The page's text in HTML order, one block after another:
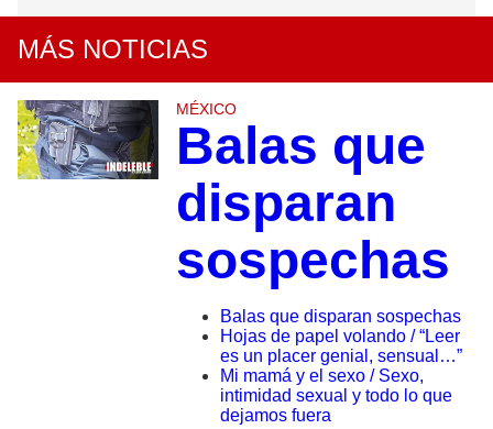
MÁS NOTICIAS
MÉXICO
Balas que
disparan
sospechas
Balas que disparan sospechas
Hojas de papel volando / “Leer
es un placer genial, sensual…”
Mi mamá y el sexo / Sexo,
intimidad sexual y todo lo que
dejamos fuera